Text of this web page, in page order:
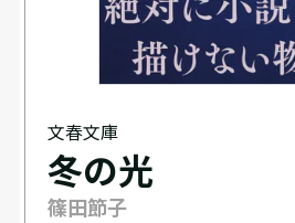
文春文庫
冬の光
篠田節子